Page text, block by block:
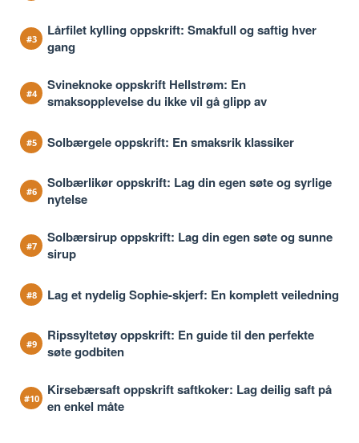
Lårfilet kylling oppskrift: Smakfull og saftig hver
gang
Svineknoke oppskrift Hellstrøm: En
smaksopplevelse du ikke vil gå glipp av
Solbærgele oppskrift: En smaksrik klassiker
Solbærlikør oppskrift: Lag din egen søte og syrlige
nytelse
Solbærsirup oppskrift: Lag din egen søte og sunne
sirup
Lag et nydelig Sophie-skjerf: En komplett veiledning
Ripssyltetøy oppskrift: En guide til den perfekte
søte godbiten
Kirsebærsaft oppskrift saftkoker: Lag deilig saft på
en enkel måte